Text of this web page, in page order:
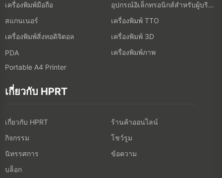
เครื่องพิมพ์มือถือ
อุปกรณ์อิเล็กทรอนิกส์สำหรับผู้บริโภค
สแกนเนอร์
เครื่องพิมพ์ TTO
เครื่องพิมพ์สิ่งทอดิจิตอล
เครื่องพิมพ์ 3D
PDA
เครื่องพิมพ์ภาพ
Portable A4 Printer
เกี่ยวกับ HPRT
เกี่ยวกับ HPRT
ร้านค้าออนไลน์
กิจกรรม
โชว์รูม
นิทรรศการ
ข้อความ
บล็อก